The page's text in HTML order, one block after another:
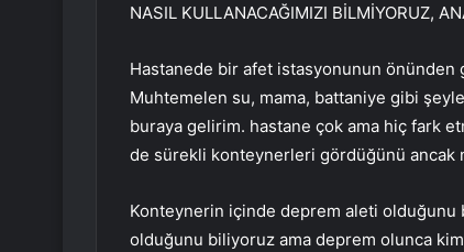
NASIL KULLANACAĞIMIZI BİLMİYORUZ,
Hastanede bir afet istasyonunun önünden
Muhtemelen su, mama, battaniye gibi
buraya gelirim. hastane çok ama hiç fark
de sürekli konteynerleri gördüğünü
Konteynerin içinde deprem aleti olduğunu
olduğunu biliyoruz ama deprem olunca